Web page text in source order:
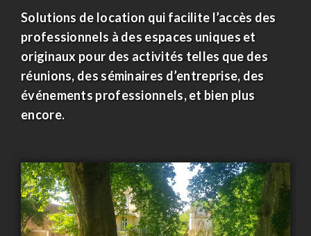
Solutions de location qui facilite l’accès des
professionnels à des espaces uniques et
originaux pour des activités telles que des
réunions, des séminaires d’entreprise, des
événements professionnels, et bien plus
encore.